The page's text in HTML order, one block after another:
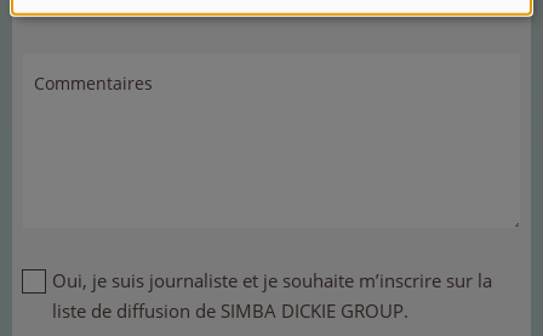
Commentaires
Oui, je suis journaliste et je souhaite m’inscrire sur la
liste de diffusion de SIMBA DICKIE GROUP.